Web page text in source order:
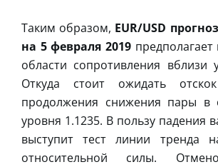
Таким образом, EUR/USD
на 5 февраля 2019 предполагает
области сопротивления вблизи
Откуда стоит ожидать
продолжения снижения пары в
уровня 1.1235. В пользу падения
выступит тест линии тренда
относительной силы.